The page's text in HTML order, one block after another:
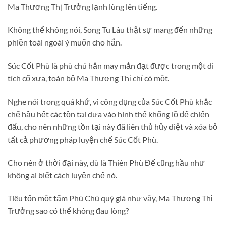
Ma Thương Thị Trưởng lạnh lùng lên tiếng.
Không thể không nói, Song Tu Lâu thật sự mang đến những
phiền toái ngoài ý muốn cho hắn.
Súc Cốt Phù là phù chú hắn may mắn đạt được trong một di
tích cổ xưa, toàn bộ Ma Thương Thị chỉ có một.
Nghe nói trong quá khứ, vì công dụng của Súc Cốt Phù khắc
chế hầu hết các tồn tại dựa vào hình thể khổng lồ để chiến
đấu, cho nên những tồn tại này đã liên thủ hủy diệt và xóa bỏ
tất cả phương pháp luyện chế Súc Cốt Phù.
Cho nên ở thời đại này, dù là Thiên Phù Đế cũng hầu như
không ai biết cách luyện chế nó.
Tiêu tốn một tấm Phù Chú quý giá như vậy, Ma Thương Thị
Trưởng sao có thể không đau lòng?